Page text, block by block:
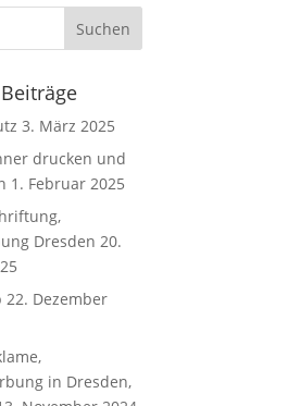
3. März 2025
drucken und
1. Februar 2025
Dresden 20.
22. Dezember
in Dresden,